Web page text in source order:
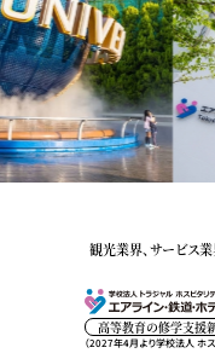
観光業界、サービス
高等教育の修学支援
（2027年4月より学校法人 ホ